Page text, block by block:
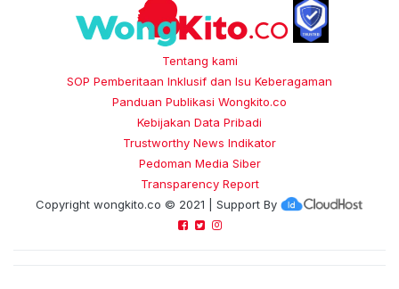
Tentang kami
SOP Pemberitaan Inklusif dan Isu Keberagaman
Panduan Publikasi Wongkito.co
Kebijakan Data Pribadi
Trustworthy News Indikator
Pedoman Media Siber
Transparency Report
Copyright wongkito.co © 2021 | Support By